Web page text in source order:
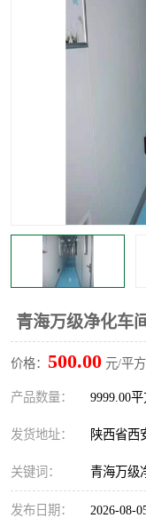
青海万级净化车
价格： 500.00 元/平
产品数量： 9999.00
发货地址： 陕西省西
关键词： 青海万级
发布日期： 2026-08-
净化车间工程